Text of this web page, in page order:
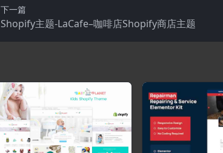
下一篇
Shopify主题-LaCafe–咖啡店Shopify商店主题